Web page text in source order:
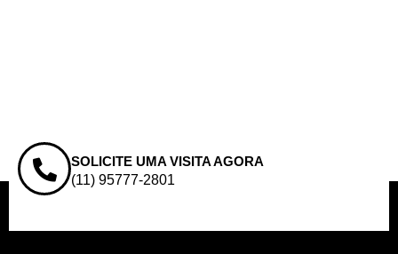
SOLICITE UMA VISITA AGORA
(11) 95777-2801